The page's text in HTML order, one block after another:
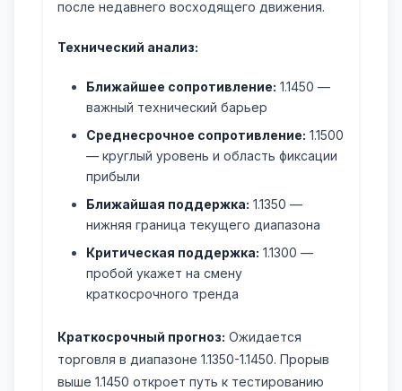
после недавнего восходящего движения.
Технический анализ:
Ближайшее сопротивление: 1.1450 —
важный технический барьер
Среднесрочное сопротивление: 1.1500
— круглый уровень и область фиксации
прибыли
Ближайшая поддержка: 1.1350 —
нижняя граница текущего диапазона
Критическая поддержка: 1.1300 —
пробой укажет на смену
краткосрочного тренда
Краткосрочный прогноз: Ожидается
торговля в диапазоне 1.1350-1.1450. Прорыв
выше 1.1450 откроет путь к тестированию